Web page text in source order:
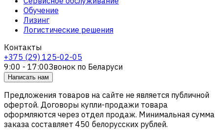
Обучение
Лизинг
Логистические решения
Контакты
+375 (29) 125-02-05
9:00 - 17:00Звонок по Беларуси
Написать нам
Предложения товаров на сайте не является публичной
офертой. Договоры купли-продажи товара
оформляются через отдел продаж. Минимальная сумма
заказа составляет 450 белорусских рублей.